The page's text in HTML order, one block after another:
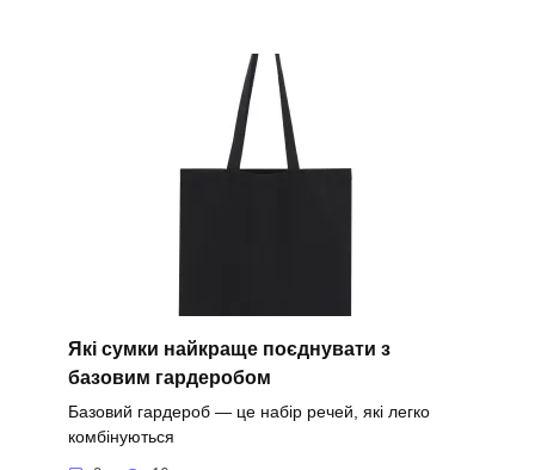
Які сумки найкраще поєднувати з
базовим гардеробом
Базовий гардероб — це набір речей, які легко
комбінуються